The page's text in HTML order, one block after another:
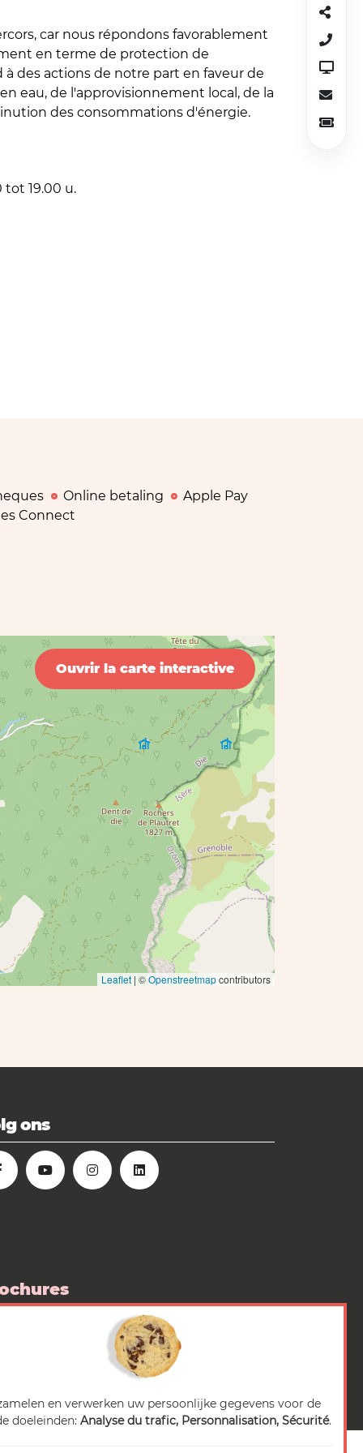
car nous répondons favorablement
en terme de protection de
des actions de notre part en faveur de
eau, de l'approvisionnement local, de la
des consommations d'énergie.
tot 19.00 u.
Online betaling
Apple Pay
Connect
Ouvrir la carte interactive
Leaflet| ©Openstreetmapcontributors
ons
en verwerken uw persoonlijke gegevens voor de
doeleinden: Analyse du trafic, Personnalisation, Sécurité.